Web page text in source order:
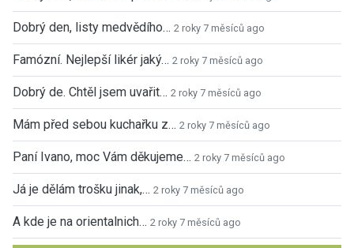
Dobrý den, listy medvědího… 2 roky 7 měsíců ago
Famózní. Nejlepší likér jaký… 2 roky 7 měsíců ago
Dobrý de. Chtěl jsem uvařit… 2 roky 7 měsíců ago
Mám před sebou kuchařku z… 2 roky 7 měsíců ago
Paní Ivano, moc Vám děkujeme… 2 roky 7 měsíců ago
Já je dělám trošku jinak,… 2 roky 7 měsíců ago
A kde je na orientalnich… 2 roky 7 měsíců ago